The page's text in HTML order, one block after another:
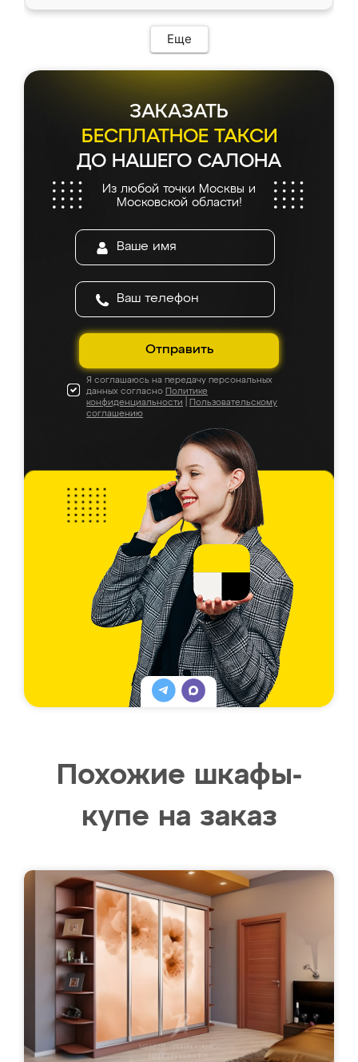
Еще
ЗАКАЗАТЬ
БЕСПЛАТНОЕ ТАКСИ
ДО НАШЕГО САЛОНА
Из любой точки Москвы и
Московской области!
Отправить
Я соглашаюсь на передачу персональных
данных согласно Политике
конфиденциальности
Пользовательскому
соглашению
Похожие шкафы-
купе на заказ